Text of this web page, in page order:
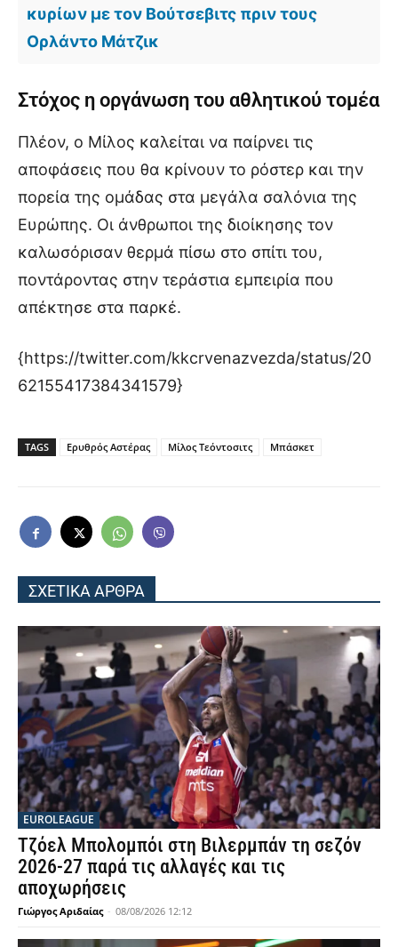
κυρίων με τον Βούτσεβιτς πριν τους
Ορλάντο Μάτζικ
Στόχος η οργάνωση του αθλητικού τομέα
Πλέον, ο Μίλος καλείται να παίρνει τις
αποφάσεις που θα κρίνουν το ρόστερ και την
πορεία της ομάδας στα μεγάλα σαλόνια της
Ευρώπης. Οι άνθρωποι της διοίκησης τον
καλωσόρισαν θερμά πίσω στο σπίτι του,
ποντάροντας στην τεράστια εμπειρία που
απέκτησε στα παρκέ.
{https://twitter.com/kkcrvenazvezda/status/20
62155417384341579}
TAGS Ερυθρός Αστέρας Μίλος Τεόντοσιτς Μπάσκετ
ΣΧΕΤΙΚΑ ΑΡΘΡΑ
EUROLEAGUE
Τζόελ Μπολομπόι στη Βιλερμπάν τη σεζόν
2026-27 παρά τις αλλαγές και τις
αποχωρήσεις
Γιώργος Αριδαίας - 08/08/2026 12:12